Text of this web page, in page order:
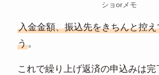
ショorメモ
入金金額、振込先をきちんと控
う。
これで繰り上げ返済の申込みは完